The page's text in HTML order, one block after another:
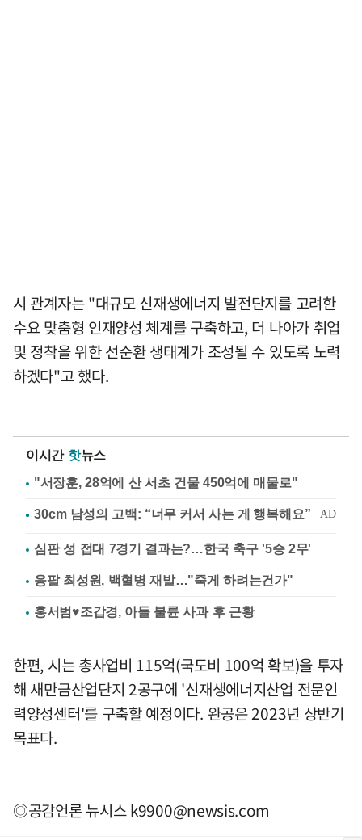
시 관계자는 "대규모 신재생에너지 발전단지를 고려한
수요 맞춤형 인재양성 체계를 구축하고, 더 나아가 취업
및 정착을 위한 선순환 생태계가 조성될 수 있도록 노력
하겠다"고 했다.
이시간 핫뉴스
"서장훈, 28억에 산 서초 건물 450억에 매물로"
심판 성 접대 7경기 결과는?…한국 축구 '5승 2무'
응팔 최성원, 백혈병 재발…"죽게 하려는건가"
홍서범♥조갑경, 아들 불륜 사과 후 근황
한편, 시는 총사업비 115억(국도비 100억 확보)을 투자
해 새만금산업단지 2공구에 '신재생에너지산업 전문인
력양성센터'를 구축할 예정이다. 완공은 2023년 상반기
목표다.
◎공감언론 뉴시스k9900@newsis.com